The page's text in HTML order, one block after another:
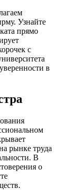
Узнайте
прямо
с
в
рынке труда
В
о